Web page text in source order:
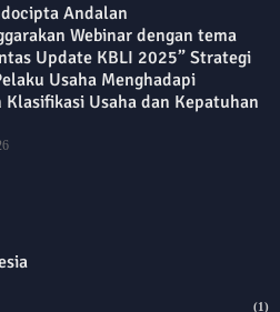
Andalan
Webinar dengan tema
Update KBLI 2025” Strategi
Usaha Menghadapi
Klasifikasi Usaha dan Kepatuhan
(1)